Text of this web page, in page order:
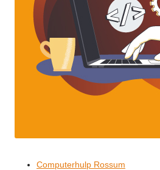
Computerhulp Rossum